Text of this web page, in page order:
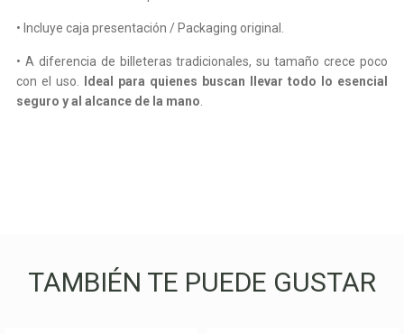
• Incluye caja presentación / Packaging original.
• A diferencia de billeteras tradicionales, su tamaño crece poco
con el uso.
Ideal para quienes buscan llevar todo lo esencial
seguro y al alcance de la mano
TAMBIÉN TE PUEDE GUSTAR